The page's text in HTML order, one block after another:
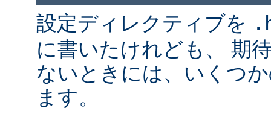
設定ディレクティブを
に書いたけれども、 期
ないときには、いくつ
ます。